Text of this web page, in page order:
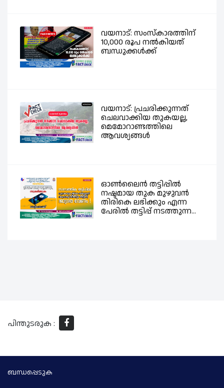
വയനാട്: സംസ്കാരത്തിന്
10,000 രൂപ നൽകിയത്
ബന്ധുക്കൾക്ക്
വയനാട്: പ്രചരിക്കുന്നത്
ചെലവാക്കിയ തുകയല്ല,
മെമോറാണ്ടത്തിലെ
ആവശ്യങ്ങൾ
ഓൺലൈൻ തട്ടിപ്പിൽ
നഷ്ടമായ തുക മുഴുവൻ
തിരികെ ലഭിക്കും എന്ന
പേരിൽ തട്ടിപ്പ് നടത്തുന്ന...
പിന്തുടരുക :
ബന്ധപ്പെടുക